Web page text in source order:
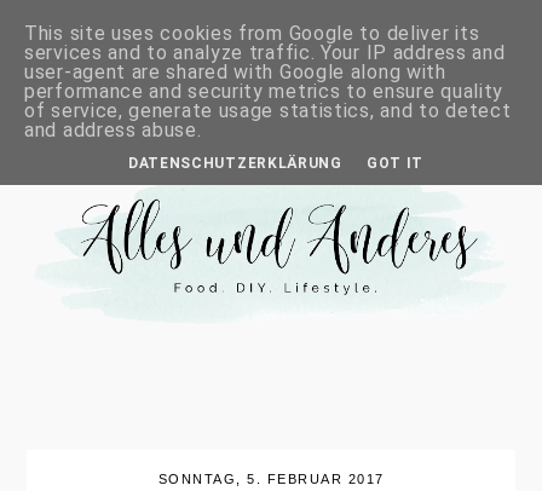
SONNTAG, 5. FEBRUAR 2017
This site uses cookies from Google to deliver its
services and to analyze traffic. Your IP address and
user-agent are shared with Google along with
performance and security metrics to ensure quality
of service, generate usage statistics, and to detect
and address abuse.
DATENSCHUTZERKLÄRUNG GOT IT